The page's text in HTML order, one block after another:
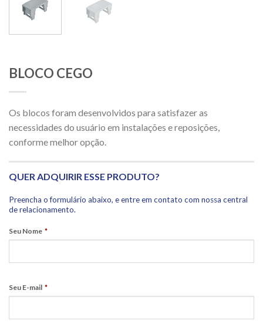
BLOCO CEGO
Os blocos foram desenvolvidos para satisfazer as
necessidades do usuário em instalações e reposições,
conforme melhor opção.
QUER ADQUIRIR ESSE PRODUTO?
Preencha o formulário abaixo, e entre em contato com nossa central
de relacionamento.
Seu Nome *
Seu E-mail *